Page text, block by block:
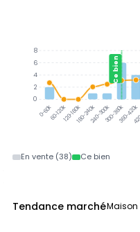
0-60k60-120k120-180k180-240k240-300k300-360k360-420k
Ce bien
8
6
4
2
0
En vente (38) Ce bien
Tendance marchéMaison